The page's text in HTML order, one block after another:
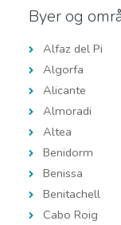
Byer og
Alfaz del Pi
Algorfa
Alicante
Almoradi
Altea
Benidorm
Benissa
Benitachell
Cabo Roig